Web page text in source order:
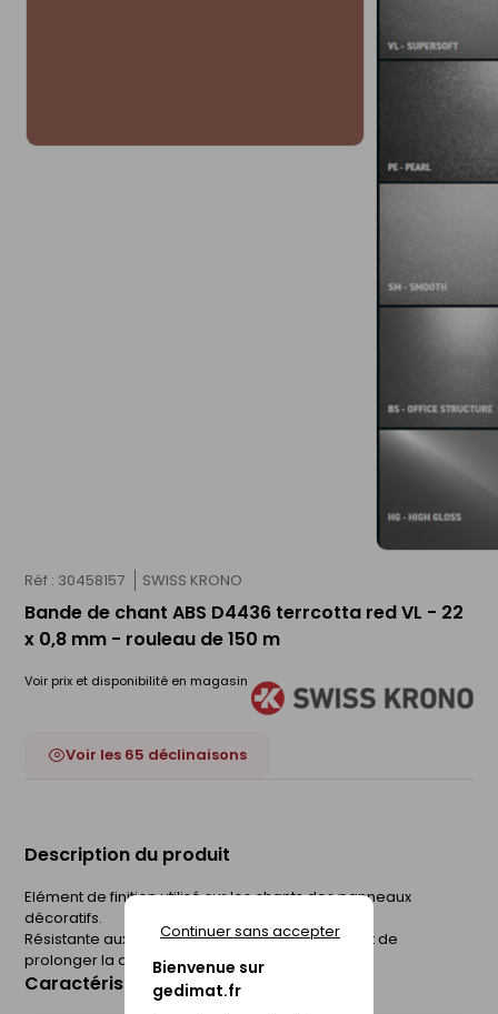
Bienvenue sur
gedimat.fr
Continuer sans accepter
Réf : 30458157 SWISS KRONO
Bande de chant ABS D4436 terrcotta red VL - 22
x 0,8 mm - rouleau de 150 m
Voir prix et disponibilité en magasin
Voir les 65 déclinaisons
Description du produit
Elément de finition utilisé sur les chants des panneaux
décoratifs.
Résistante aux chocs, la bande de chant permet de
prolonger la durée de vie du panneau.
Caractéristiques du produit